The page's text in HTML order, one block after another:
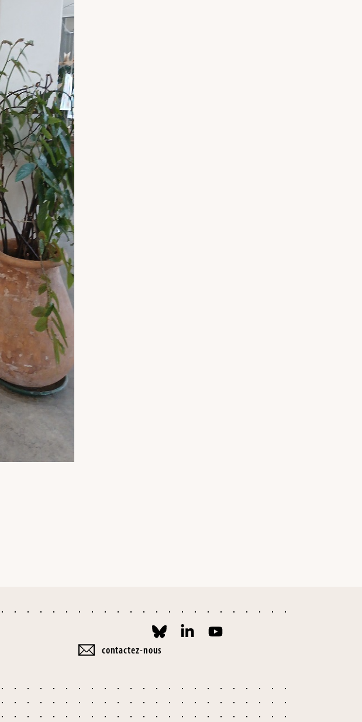
contactez-nous